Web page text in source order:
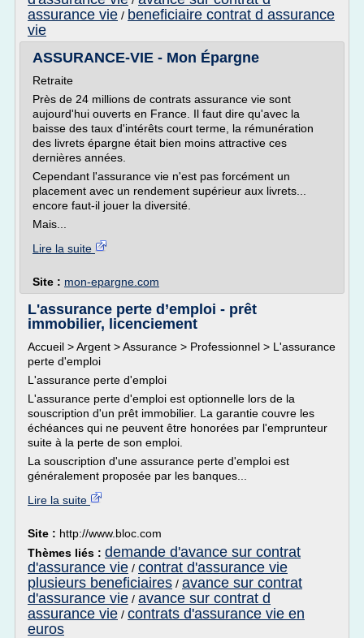
assurance vie / beneficiaire contrat d assurance
vie
ASSURANCE-VIE - Mon Épargne
Retraite
Près de 24 millions de contrats assurance vie sont
aujourd'hui ouverts en France. Il faut dire qu'avec la
baisse des taux d'intérêts court terme, la rémunération
des livrets épargne était bien moins attractive ces
dernières années.
Cependant l'assurance vie n'est pas forcément un
placement avec un rendement supérieur aux livrets...
encore faut-il jouer la diversité.
Mais...
Lire la suite
Site : mon-epargne.com
L'assurance perte d’emploi - prêt
immobilier, licenciement
Accueil > Argent > Assurance > Professionnel > L'assurance
perte d'emploi
L'assurance perte d'emploi
L'assurance perte d'emploi est optionnelle lors de la
souscription d'un prêt immobilier. La garantie couvre les
échéances qui ne peuvent être honorées par l'emprunteur
suite à la perte de son emploi.
La souscription d'une assurance perte d'emploi est
généralement proposée par les banques...
Lire la suite
Site : http://www.bloc.com
Thèmes liés : demande d'avance sur contrat
d'assurance vie / contrat d'assurance vie
plusieurs beneficiaires / avance sur contrat
d'assurance vie / avance sur contrat d
assurance vie / contrats d'assurance vie en
euros